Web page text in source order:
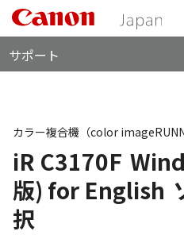
サポート
iR C3170F
版) for English
択
カラー複合機（color